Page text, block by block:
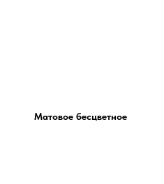
Матовое бесцветное